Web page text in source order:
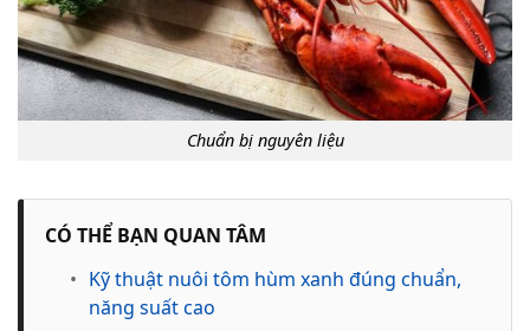
Chuẩn bị nguyên liệu
CÓ THỂ BẠN QUAN TÂM
• Kỹ thuật nuôi tôm hùm xanh đúng chuẩn,
năng suất cao